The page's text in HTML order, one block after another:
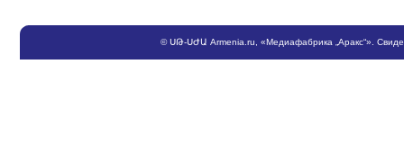
©ՍԹ-ՍԺԱ Armenia.ru , «Медиафабрика „Аракс“».